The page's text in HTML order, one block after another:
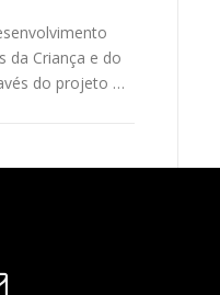
da Criança e do
do projeto …